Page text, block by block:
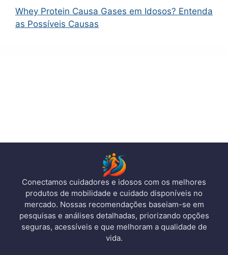
Whey Protein Causa Gases em Idosos? Entenda
as Possíveis Causas
Conectamos cuidadores e idosos com os melhores
produtos de mobilidade e cuidado disponíveis no
mercado. Nossas recomendações baseiam-se em
pesquisas e análises detalhadas, priorizando opções
seguras, acessíveis e que melhoram a qualidade de
vida.